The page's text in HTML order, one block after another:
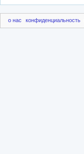
о нас конфиденциальность